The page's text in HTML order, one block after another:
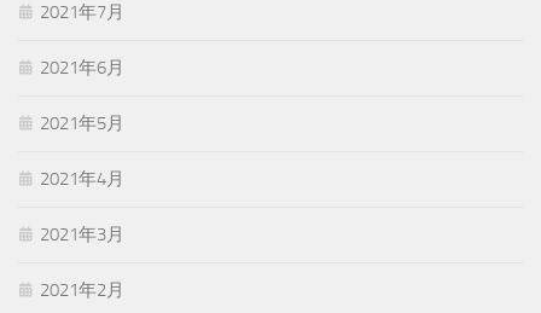
2021年7月
2021年6月
2021年5月
2021年4月
2021年3月
2021年2月